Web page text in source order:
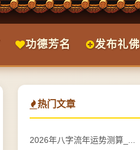
功德芳名 发布礼佛
热门文章
2026年八字流年运势测算_...